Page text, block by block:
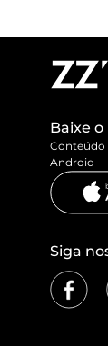
Baixe
Conteúdo
Android
Siga